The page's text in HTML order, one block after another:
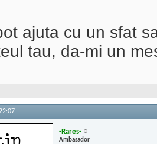
ajuta cu un sfat
tau, da-mi un
-Rares-
Ambasador